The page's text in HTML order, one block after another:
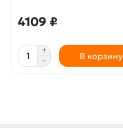
4109 ₽
В корзину